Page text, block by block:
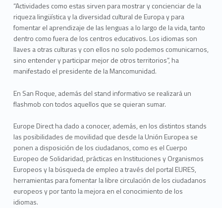
“Actividades como estas sirven para mostrar y concienciar de la
riqueza lingüística y la diversidad cultural de Europa y para
fomentar el aprendizaje de las lenguas a lo largo de la vida, tanto
dentro como fuera de los centros educativos. Los idiomas son
llaves a otras culturas y con ellos no solo podemos comunicarnos,
sino entender y participar mejor de otros territorios”, ha
manifestado el presidente de la Mancomunidad.
En San Roque, además del stand informativo se realizará un
flashmob con todos aquellos que se quieran sumar.
Europe Direct ha dado a conocer, además, en los distintos stands
las posibilidades de movilidad que desde la Unión Europea se
ponen a disposición de los ciudadanos, como es el Cuerpo
Europeo de Solidaridad, prácticas en Instituciones y Organismos
Europeos y la búsqueda de empleo a través del portal EURES,
herramientas para fomentar la libre circulación de los ciudadanos
europeos y por tanto la mejora en el conocimiento de los
idiomas.